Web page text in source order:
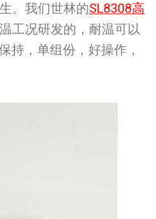
。我们世林的SL8308高
工况研发的，耐温可以
持，单组份，好操作，